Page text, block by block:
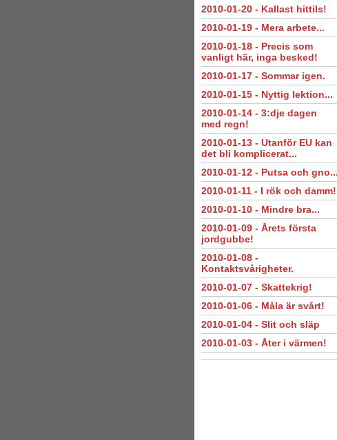
2010-01-20 - Kallast hittils!
2010-01-19 - Mera arbete...
2010-01-18 - Precis som
vanligt här, inga besked!
2010-01-17 - Sommar igen.
2010-01-15 - Nyttig lektion...
2010-01-14 - 3:dje dagen
med regn!
2010-01-13 - Utanför EU kan
det bli komplicerat...
2010-01-12 - Putsa och gno...
2010-01-11 - I rök och damm!
2010-01-10 - Mindre bra...
2010-01-09 - Årets första
jordgubbe!
2010-01-08 -
Kontaktsvårigheter.
2010-01-07 - Skattekrig!
2010-01-06 - Måla är svårt!
2010-01-04 - Slit och släp
2010-01-03 - Åter i värmen!